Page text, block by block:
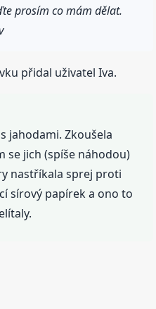
prosím co mám dělat.
přidal uživatel Iva.
jahodami. Zkoušela
se jich (spíše náhodou)
nastříkala sprej proti
sírový papírek a ono to